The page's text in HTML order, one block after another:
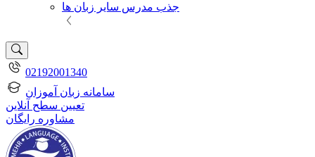
جذب مدرس سایر زبان ها
02192001340
سامانه زبان آموزان
تعیین سطح آنلاین
مشاوره رایگان